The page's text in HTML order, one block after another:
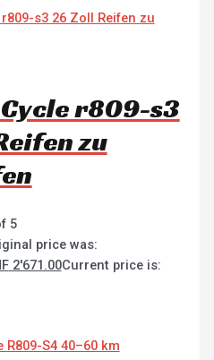
r809-s3
zu
5
price was:
2'671.00Current price is: